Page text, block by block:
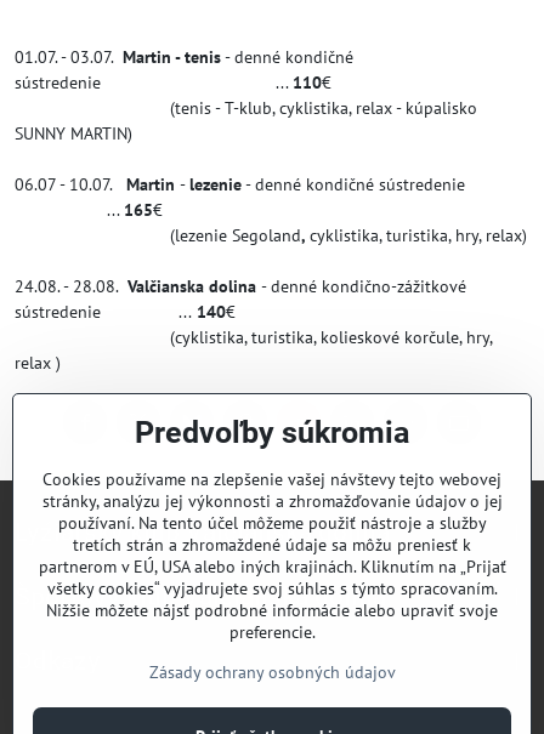
01.07. - 03.07. Martin - tenis- denné kondičné
sústredenie ... 110€
(tenis - T-klub, cyklistika, relax - kúpalisko
SUNNY MARTIN)
06.07 - 10.07. Martin -lezenie- denné kondičné sústredenie
... 165€
(lezenie Segoland, cyklistika, turistika, hry, relax)
24.08. - 28.08. Valčianska dolina - denné kondično-zážitkové
sústredenie ... 140€
(cyklistika, turistika, kolieskové korčule, hry,
relax )
FacebookTwitterBlueskyPinterestReddit LinkedInWhatsApp
Lyžiarsky klub Valčianska dolina
Športový klub Valčianska dolina
Predvoľby súkromia
Cookies používame na zlepšenie vašej návštevy tejto webovej
stránky, analýzu jej výkonnosti a zhromažďovanie údajov o jej
používaní. Na tento účel môžeme použiť nástroje a služby
tretích strán a zhromaždené údaje sa môžu preniesť k
partnerom v EÚ, USA alebo iných krajinách. Kliknutím na „Prijať
všetky cookies“ vyjadrujete svoj súhlas s týmto spracovaním.
Nižšie môžete nájsť podrobné informácie alebo upraviť svoje
preferencie.
Zásady ochrany osobných údajov